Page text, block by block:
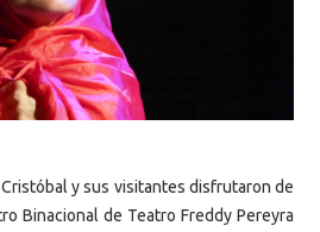
y sus visitantes disfrutaron de
Binacional de Teatro Freddy Pereyra